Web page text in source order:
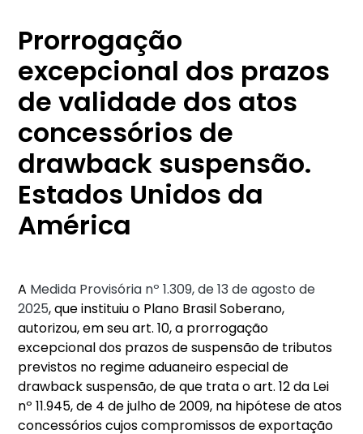
Prorrogação
excepcional dos prazos
de validade dos atos
concessórios de
drawback suspensão.
Estados Unidos da
América
A Medida Provisória nº 1.309, de 13 de agosto de
2025, que instituiu o Plano Brasil Soberano,
autorizou, em seu art. 10, a prorrogação
excepcional dos prazos de suspensão de tributos
previstos no regime aduaneiro especial de
drawback suspensão, de que trata o art. 12 da Lei
nº 11.945, de 4 de julho de 2009, na hipótese de atos
concessórios cujos compromissos de exportação